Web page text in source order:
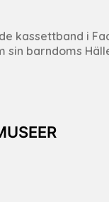
kassettband i
barndoms